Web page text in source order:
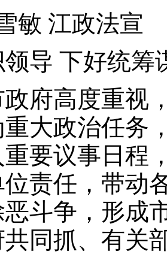
敏 江政法宣
导 下好统筹
府高度重视
大政治任务
要议事日程
责任，带动
斗争，形成
同抓、有关